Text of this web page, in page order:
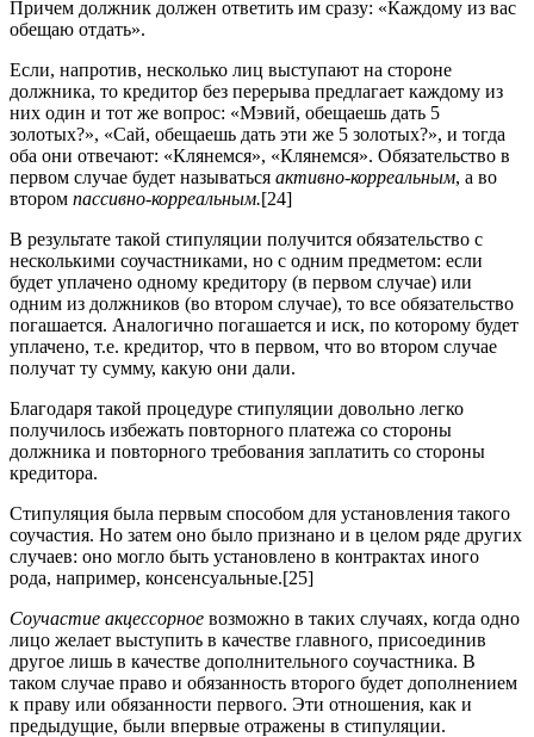
Причем должник должен ответить им сразу: «Каждому из вас
обещаю отдать».
Если, напротив, несколько лиц выступают на стороне
должника, то кредитор без перерыва предлагает каждому из
них один и тот же вопрос: «Мэвий, обещаешь дать 5
золотых?», «Сай, обещаешь дать эти же 5 золотых?», и тогда
оба они отвечают: «Клянемся», «Клянемся». Обязательство в
первом случае будет называться активно-корреальным, а во
втором пассивно-корреальным.[24]
В результате такой стипуляции получится обязательство с
несколькими соучастниками, но с одним предметом: если
будет уплачено одному кредитору (в первом случае) или
одним из должников (во втором случае), то все обязательство
погашается. Аналогично погашается и иск, по которому будет
уплачено, т.е. кредитор, что в первом, что во втором случае
получат ту сумму, какую они дали.
Благодаря такой процедуре стипуляции довольно легко
получилось избежать повторного платежа со стороны
должника и повторного требования заплатить со стороны
кредитора.
Стипуляция была первым способом для установления такого
соучастия. Но затем оно было признано и в целом ряде других
случаев: оно могло быть установлено в контрактах иного
рода, например, консенсуальные.[25]
Соучастие акцессорное возможно в таких случаях, когда одно
лицо желает выступить в качестве главного, присоединив
другое лишь в качестве дополнительного соучастника. В
таком случае право и обязанность второго будет дополнением
к праву или обязанности первого. Эти отношения, как и
предыдущие, были впервые отражены в стипуляции.